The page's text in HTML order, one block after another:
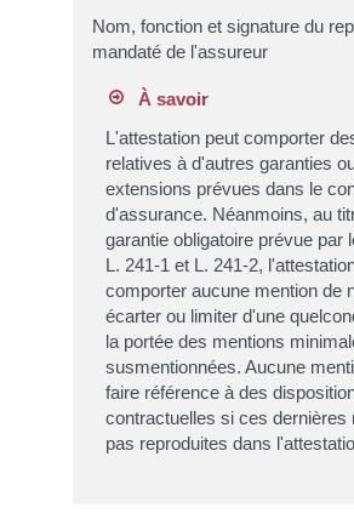
Nom, fonction et signature du
mandaté de l'assureur
À savoir
L'attestation peut comporter
relatives à d'autres garanties
extensions prévues dans le
d'assurance. Néanmoins, au
garantie obligatoire prévue par
L. 241-1 et L. 241-2,
comporter aucune mention de
écarter ou limiter d'une
la portée des mentions
susmentionnées. Aucune
faire référence à des
contractuelles si ces dernières
pas reproduites dans